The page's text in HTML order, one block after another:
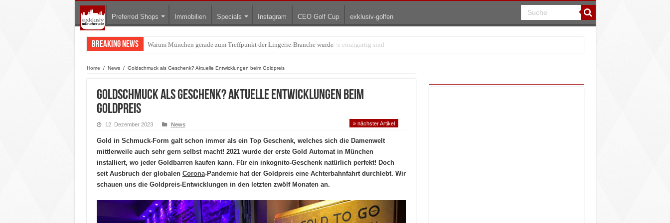
Preferred Shops Immobilien Specials Instagram CEO Golf Cup exklusiv-golfen
Breaking News BMW Art Cars in München: Warum die rollenden Kunstwerke bis heute einzigartig sind
Home / News / Goldschmuck als Geschenk? Aktuelle Entwicklungen beim Goldpreis
Goldschmuck als Geschenk? Aktuelle Entwicklungen beim
Goldpreis
12. Dezember 2023 News » nächster Artikel
Gold in Schmuck-Form galt schon immer als ein Top Geschenk, welches sich die Damenwelt
mittlerweile auch sehr gern selbst macht! 2021 wurde der erste Gold Automat in München
installiert, wo jeder Goldbarren kaufen kann. Für ein inkognito-Geschenk natürlich perfekt! Doch
seit Ausbruch der globalen Corona-Pandemie hat der Goldpreis eine Achterbahnfahrt durchlebt. Wir
schauen uns die Goldpreis-Entwicklungen in den letzten zwölf Monaten an.